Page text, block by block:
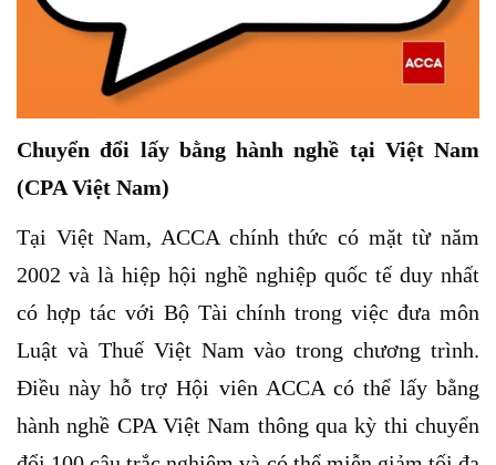
Chuyển đổi lấy bằng hành nghề tại Việt Nam
(CPA Việt Nam)
Tại Việt Nam, ACCA chính thức có mặt từ năm
2002 và là hiệp hội nghề nghiệp quốc tế duy nhất
có hợp tác với Bộ Tài chính trong việc đưa môn
Luật và Thuế Việt Nam vào trong chương trình.
Điều này hỗ trợ Hội viên ACCA có thể lấy bằng
hành nghề CPA Việt Nam thông qua kỳ thi chuyển